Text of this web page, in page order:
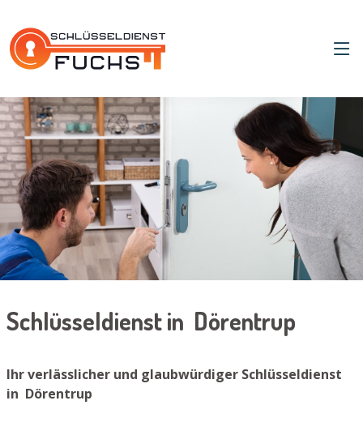
Schlüsseldienst in Dörentrup
Ihr verlässlicher und glaubwürdiger Schlüsseldienst
in Dörentrup